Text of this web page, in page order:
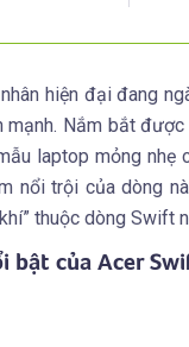
hiện đại đang
mạnh. Nắm bắt
laptop mỏng
nổi trội của dòng
thuộc dòng Swift
bật của Acer